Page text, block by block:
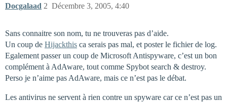
Docgalaad Décembre 3, 2005, 4:40
2
Sans connaitre son nom, tu ne trouveras pas d’aide.
Un coup de Hijackthis ca serais pas mal, et poster le fichier de log.
Egalement passer un coup de Microsoft Antispyware, c’est un bon
complément à AdAware, tout comme Spybot search & destroy.
Perso je n’aime pas AdAware, mais ce n’est pas le débat.
Les antivirus ne servent à rien contre un spyware car ce n’est pas un